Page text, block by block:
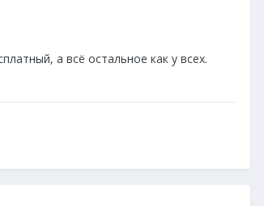
а всё остальное как у всех.